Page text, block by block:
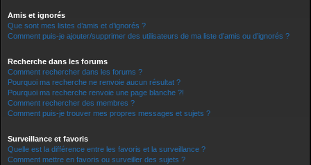
Amis et ignorés
Que sont mes listes d’amis et d’ignorés ?
Comment puis-je ajouter/supprimer des utilisateurs de ma liste d’amis ou d’ignorés ?
Recherche dans les forums
Comment rechercher dans les forums ?
Pourquoi ma recherche ne renvoie aucun résultat ?
Pourquoi ma recherche renvoie une page blanche ?!
Comment rechercher des membres ?
Comment puis-je trouver mes propres messages et sujets ?
Surveillance et favoris
Quelle est la différence entre les favoris et la surveillance ?
Comment mettre en favoris ou surveiller des sujets ?